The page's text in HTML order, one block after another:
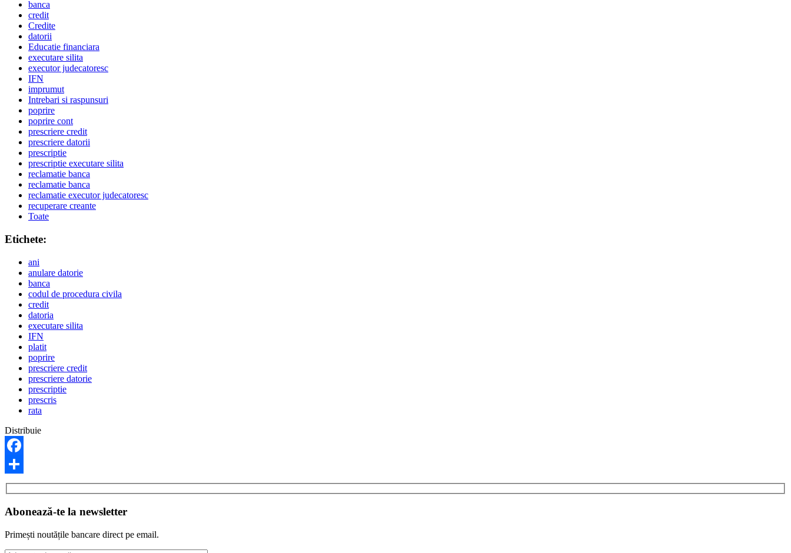
banca
credit
Credite
datorii
Educatie financiara
executare silita
executor judecatoresc
IFN
imprumut
Intrebari si raspunsuri
poprire
poprire cont
prescriere credit
prescriere datorii
prescriptie
prescriptie executare silita
reclamatie banca
reclamatie banca
reclamatie executor judecatoresc
recuperare creante
Toate
Etichete:
ani
anulare datorie
banca
codul de procedura civila
credit
datoria
executare silita
IFN
platit
poprire
prescriere credit
prescriere datorie
prescriptie
prescris
rata
Distribuie
Facebook
Share
Abonează-te la newsletter
Primești noutățile bancare direct pe email.